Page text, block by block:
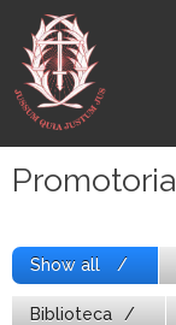
para
conteúdo
Promotoria
Show all
Biblioteca